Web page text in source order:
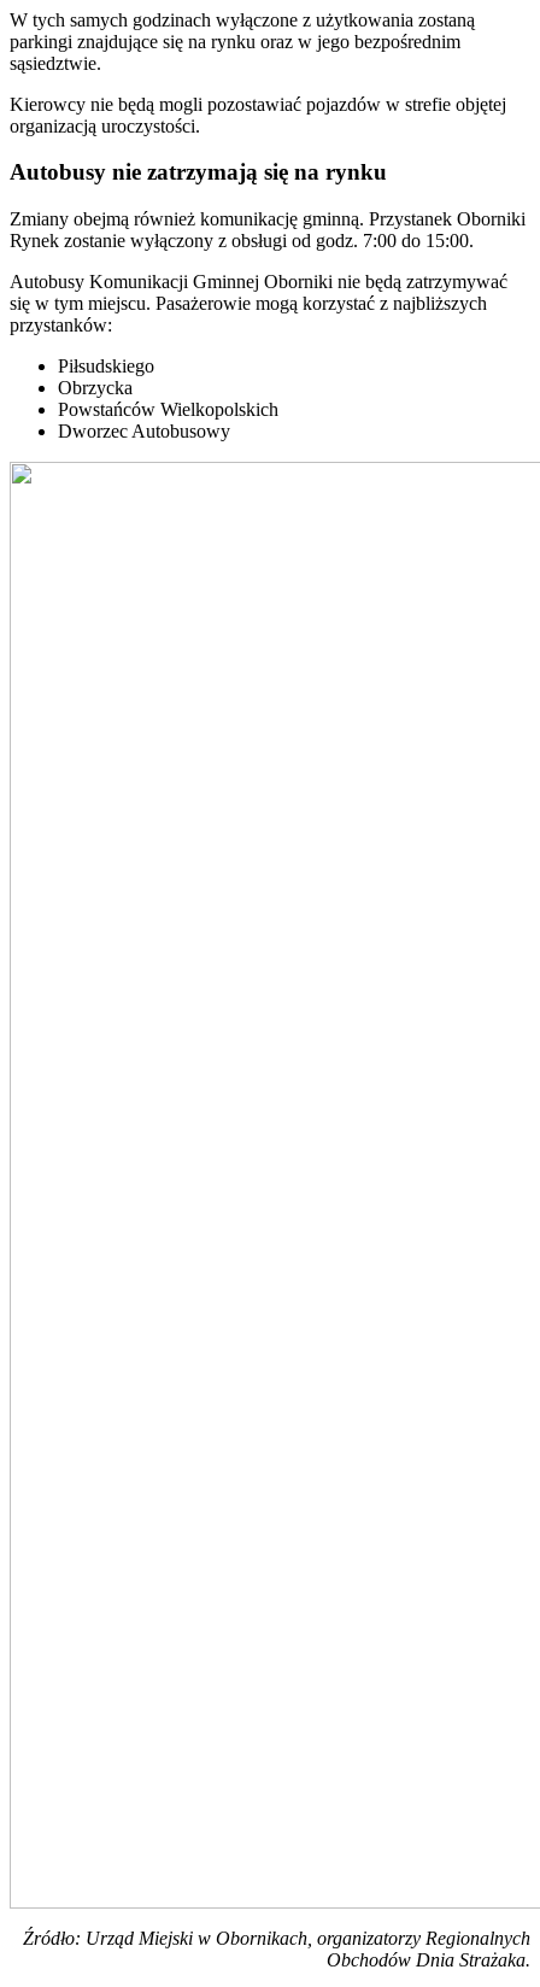
W tych samych godzinach wyłączone z użytkowania zostaną
parkingi znajdujące się na rynku oraz w jego bezpośrednim
sąsiedztwie.
Kierowcy nie będą mogli pozostawiać pojazdów w strefie objętej
organizacją uroczystości.
Autobusy nie zatrzymają się na rynku
Zmiany obejmą również komunikację gminną. Przystanek Oborniki
Rynek zostanie wyłączony z obsługi od godz. 7:00 do 15:00.
Autobusy Komunikacji Gminnej Oborniki nie będą zatrzymywać
się w tym miejscu. Pasażerowie mogą korzystać z najbliższych
przystanków:
Piłsudskiego
Obrzycka
Powstańców Wielkopolskich
Dworzec Autobusowy
Źródło: Urząd Miejski w Obornikach, organizatorzy Regionalnych
Obchodów Dnia Strażaka.